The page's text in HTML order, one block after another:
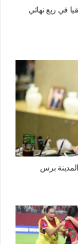
في ربع نهائي
برس